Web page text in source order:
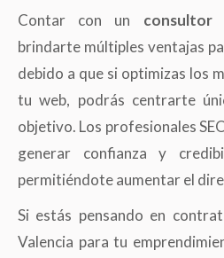
Contar con un consultor
brindarte múltiples ventajas
debido a que si optimizas los
tu web, podrás centrarte
objetivo. Los profesionales
generar confianza y
permitiéndote aumentar el
Si estás pensando en
Valencia para tu